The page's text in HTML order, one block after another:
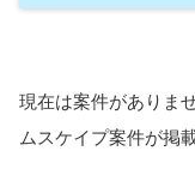
現在は案件がありま
ムスケイプ案件が掲